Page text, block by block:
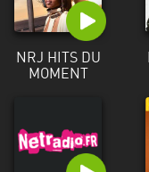
NRJ HITS DU
MOMENT